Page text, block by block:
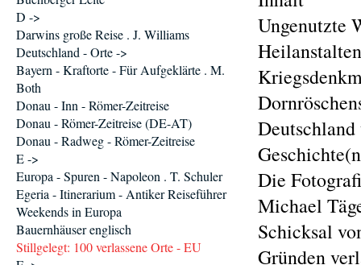
Ungenutzte
Die
Michael
Schicksal
Gründen
D ->
Darwins große Reise . J. Williams
Deutschland - Orte ->
Bayern - Kraftorte - Für Aufgeklärte . M.
Both
Donau - Inn - Römer-Zeitreise
Donau - Römer-Zeitreise (DE-AT)
Donau - Radweg - Römer-Zeitreise
E ->
Europa - Spuren - Napoleon . T. Schuler
Egeria - Itinerarium - Antiker Reiseführer
Weekends in Europa
Bauernhäuser englisch
Stillgelegt: 100 verlassene Orte - EU